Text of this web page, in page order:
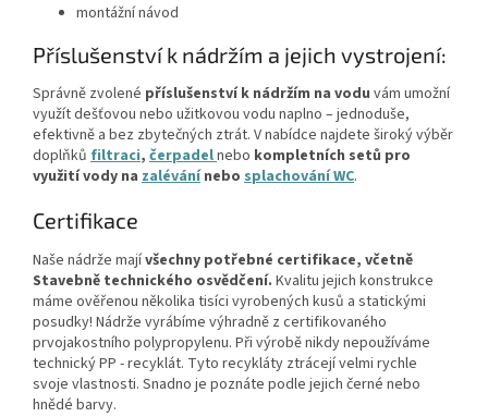
montážní návod
Příslušenství k nádržím a jejich vystrojení:
Správně zvolené příslušenství k nádržím na vodu vám umožní
využít dešťovou nebo užitkovou vodu naplno – jednoduše,
efektivně a bez zbytečných ztrát. V nabídce najdete široký výběr
doplňků filtraci, čerpadelnebo kompletních setů pro
využití vody na zalévání nebo splachování WC.
Certifikace
Naše nádrže majívšechny potřebné certifikace, včetně
Stavebně technického osvědčení. Kvalitu jejich konstrukce
máme ověřenou několika tisíci vyrobených kusů a statickými
posudky! Nádrže vyrábíme výhradně z certifikovaného
prvojakostního polypropylenu. Při výrobě nikdy nepoužíváme
technický PP - recyklát. Tyto recykláty ztrácejí velmi rychle
svoje vlastnosti. Snadno je poznáte podle jejich černé nebo
hnědé barvy.